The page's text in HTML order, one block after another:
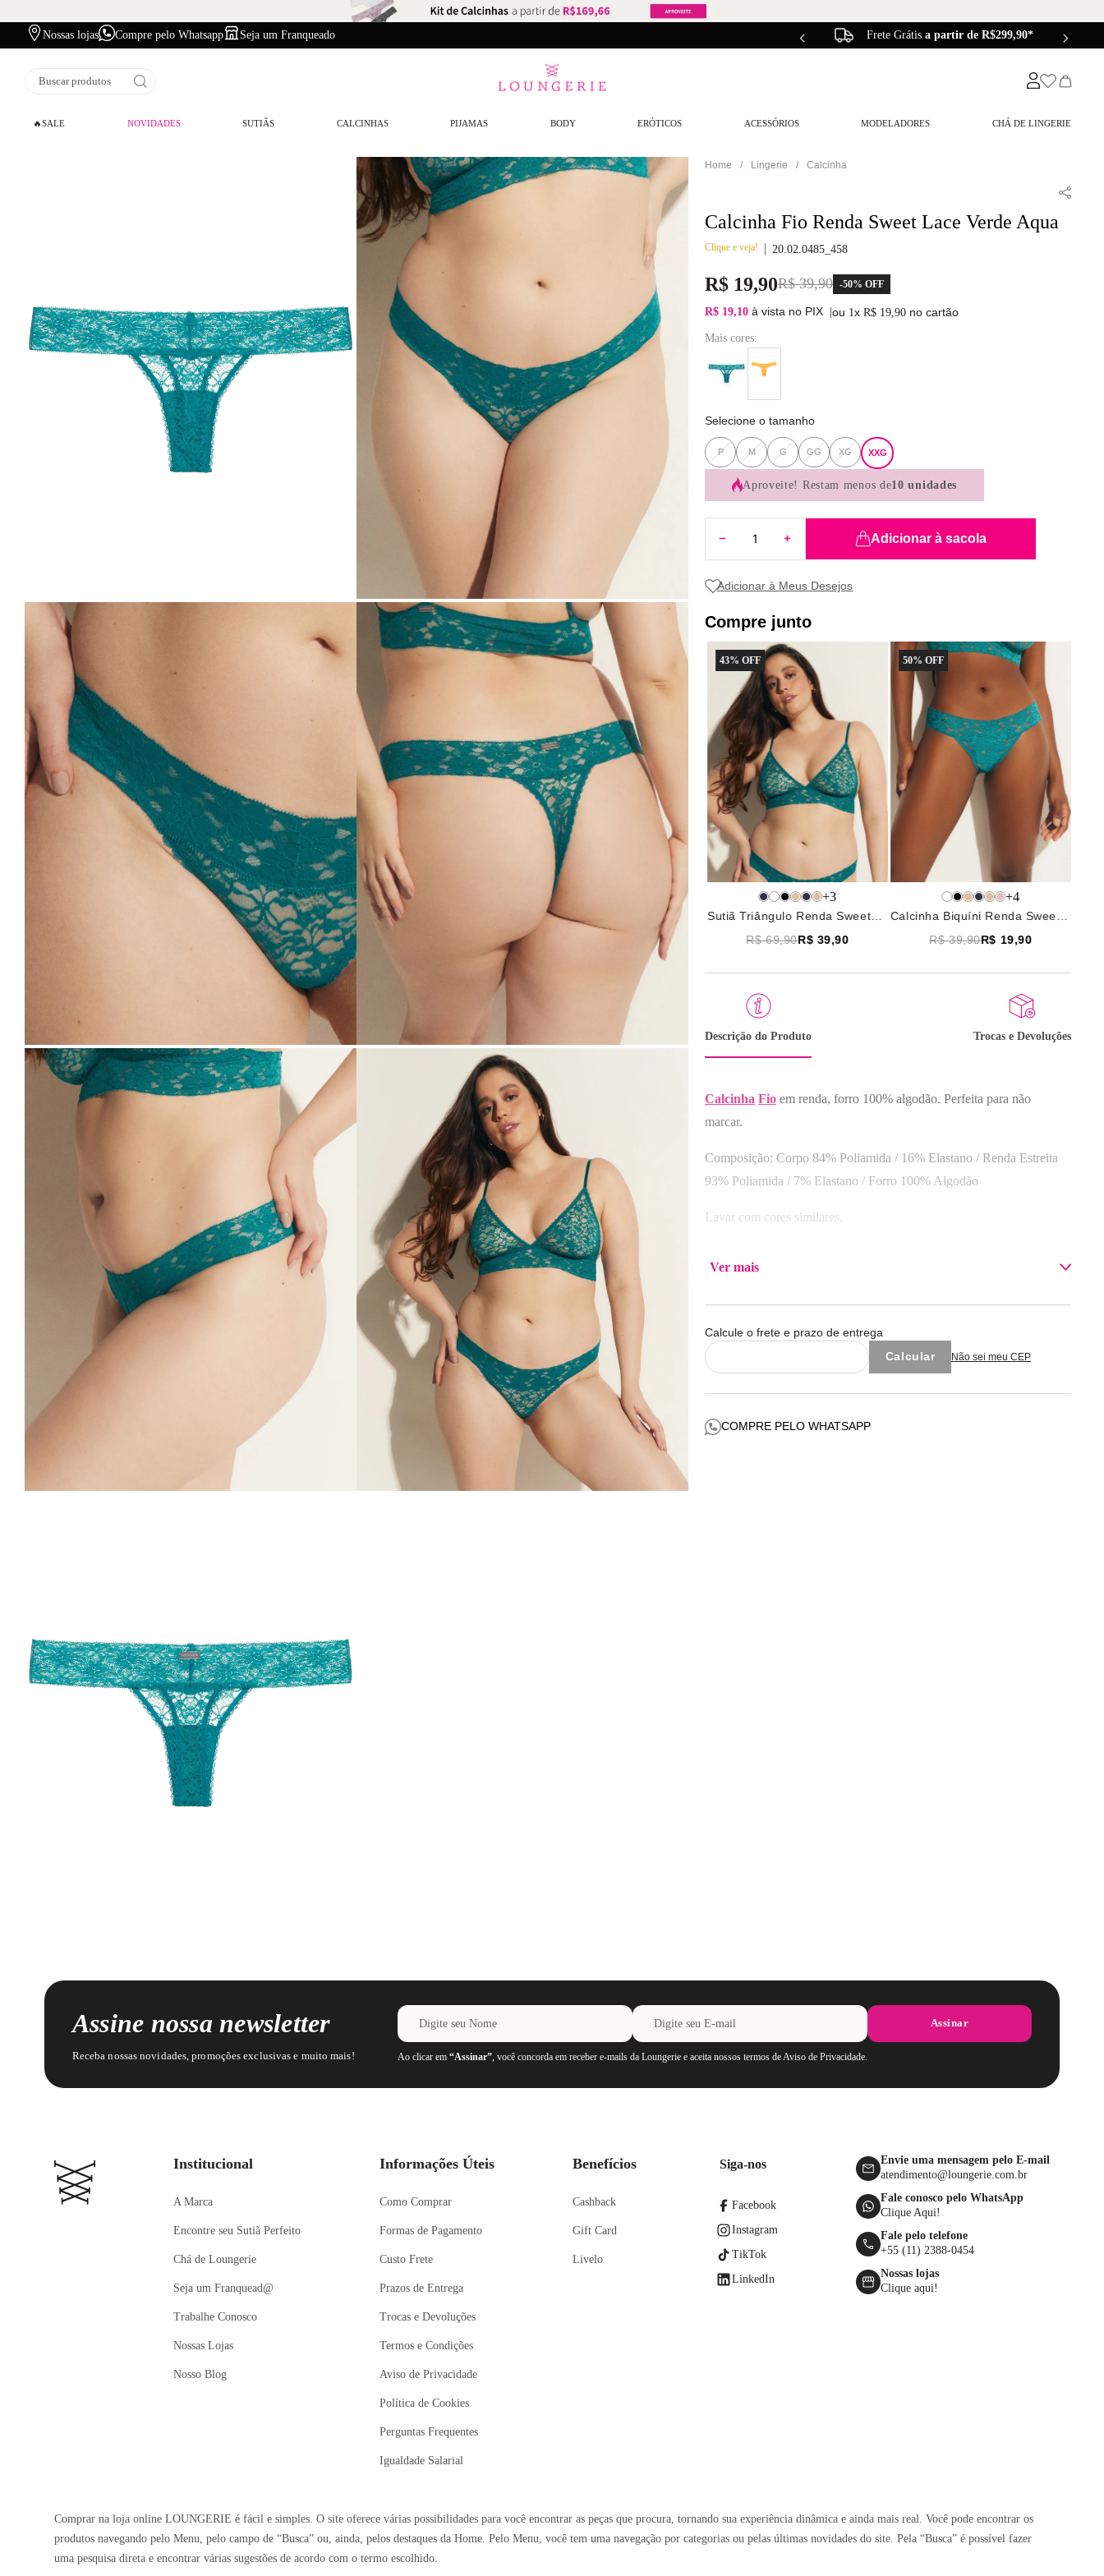
Nossas lojas Compre pelo Whatsapp Seja um Franqueado Frete Grátis a partir de R$299,90*
Buscar produtos
🔥SALE NOVIDADES SUTIÃS CALCINHAS PIJAMAS BODY ERÓTICOS ACESSÓRIOS MODELADORES CHÁ DE LINGERIE
Lingerie Calcinha
Calcinha Fio Renda Sweet Lace Verde Aqua
Clique e veja! 20.02.0485_458
R$ 19,90R$ 39,90 -50% OFF
R$ 19,10 à vista no PIX |ou 1xR$ 19 ,90 no cartão
Mais cores:
Selecione o tamanho
P M G GG XG XXG
Aproveite! Restam menos de10 unidades
Adicionar à sacola
Compre junto
43% OFF
+3
Sutiã Triângulo Renda Sweet
R$ 69,90R$ 39,90
Adicionar à sacola
50% OFF
+4
Calcinha Biquíni Renda Sweet
R$ 39,90R$ 19,90
Adicionar à sacola
Descrição do Produto Trocas e Devoluções
Calcinha Fio em renda, forro 100% algodão. Perfeita para não
marcar.
Composição: Corpo 84% Poliamida / 16% Elastano / Renda Estreita
93% Poliamida / 7% Elastano / Forro 100% Algodão
Lavar com cores similares.
Ver mais
Calcule o frete e prazo de entrega
Não sei meu CEP
COMPRE PELO WHATSAPP
Assine nossa newsletter
Receba nossas novidades, promoções exclusivas e muito mais!
Assinar
Ao clicar em “Assinar”, você concorda em receber e-mails da Loungerie e aceita nossos termos de Aviso de Privacidade.
Institucional
A Marca
Encontre seu Sutiã Perfeito
Chá de Loungerie
Seja um Franquead@
Trabalhe Conosco
Nossas Lojas
Nosso Blog
Informações Úteis
Como Comprar
Formas de Pagamento
Custo Frete
Prazos de Entrega
Trocas e Devoluções
Termos e Condições
Aviso de Privacidade
Política de Cookies
Perguntas Frequentes
Igualdade Salarial
Benefícios
Cashback
Gift Card
Livelo
Siga-nos
Facebook
Instagram
TikTok
LinkedIn
Envie uma mensagem pelo E-mail
atendimento@loungerie.com.br
Fale conosco pelo WhatsApp
Clique Aqui!
Fale pelo telefone
+55 (11) 2388-0454
Nossas lojas
Clique aqui!
Comprar na loja online LOUNGERIE é fácil e simples. O site oferece várias possibilidades para você encontrar as peças que procura, tornando sua experiência dinâmica e ainda mais real. Você pode encontrar os
produtos navegando pelo Menu, pelo campo de “Busca” ou, ainda, pelos destaques da Home. Pelo Menu, você tem uma navegação por categorias ou pelas últimas novidades do site. Pela “Busca” é possível fazer
uma pesquisa direta e encontrar várias sugestões de acordo com o termo escolhido.